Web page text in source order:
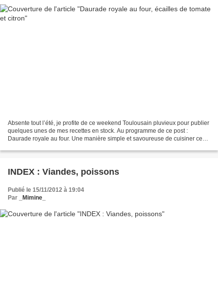
Absente tout l’été, je profite de ce weekend Toulousain pluvieux pour publier
quelques unes de mes recettes en stock. Au programme de ce post :
Daurade royale au four. Une manière simple et savoureuse de cuisiner ce
INDEX : Viandes, poissons
Publié le 15/11/2012 à 19:04
Par
_Mimine_